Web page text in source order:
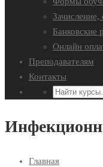
Зачисление,
Банковские
Онлайн
Преподавателям
Контакты
Главная